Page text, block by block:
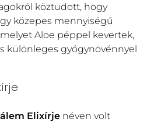
köztudott, hogy
közepes mennyiségű
Aloe péppel kevertek,
különleges gyógynövénnyel
Elixírje néven volt